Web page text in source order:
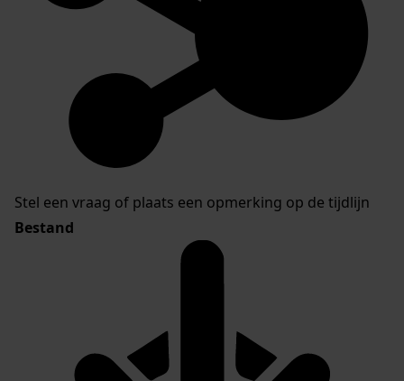
Stel een vraag of plaats een opmerking op de tijdlijn
Bestand